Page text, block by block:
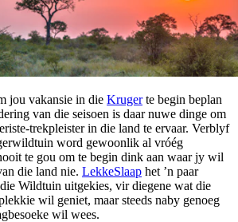
jou vakansie in die Krugerte begin beplan
van die seisoen is daar nuwe dinge om
trekpleister in die land te ervaar. Verblyf
word gewoonlik al vróég
te gou om te begin dink aan waar jy wil
die land nie. LekkeSlaap het ’n paar
Wildtuin uitgekies, vir diegene wat die
wil geniet, maar steeds naby genoeg
wil wees.